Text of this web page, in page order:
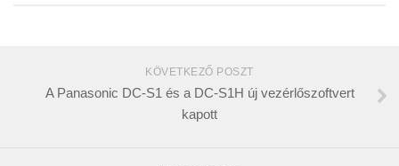
KÖVETKEZŐ POSZT
A Panasonic DC-S1 és a DC-S1H új vezérlőszoftvert
kapott